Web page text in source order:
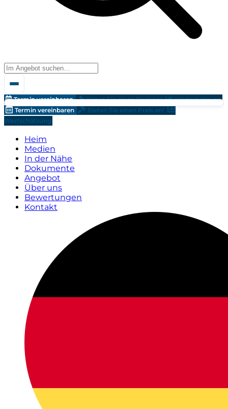
Termin vereinbaren Bieten Sie einen Preis an!
Wertschätzung
Termin vereinbaren
Bieten Sie einen Preis an!
Wertschätzung
Heim
Medien
In der Nähe
Dokumente
Angebot
Über uns
Bewertungen
Kontakt